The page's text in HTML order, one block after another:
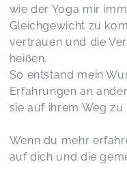
wie der Yoga mir
Gleichgewicht zu
vertrauen und die
heißen.
So entstand mein
Erfahrungen an
sie auf ihrem Weg zu
Wenn du mehr
auf dich und die